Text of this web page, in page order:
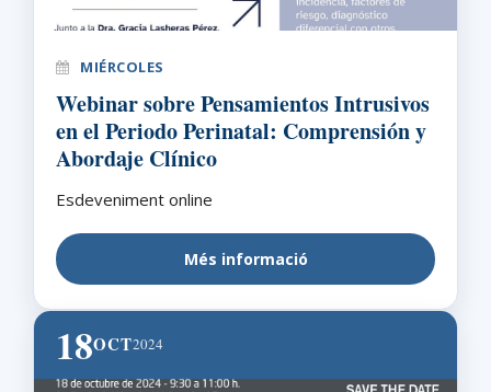
MIÉRCOLES
Webinar sobre Pensamientos Intrusivos
en el Periodo Perinatal: Comprensión y
Abordaje Clínico
Esdeveniment online
Més informació
18OCT2024